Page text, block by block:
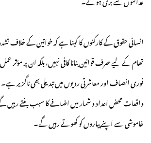
انسانی حقوق کے کارکنوں کا کہنا ہے کہ خواتین کے خلاف
تھام کے لیے صرف قوانین بنانا کافی نہیں، بلکہ ان پر مؤثر
فوری انصاف اور معاشرتی رویوں میں تبدیلی بھی ناگزیر
واقعات محض اعداد و شمار میں اضافے کا سبب بنتے رہیں گے
خاموشی سے اپنے پیاروں کو کھوتے رہیں گے۔